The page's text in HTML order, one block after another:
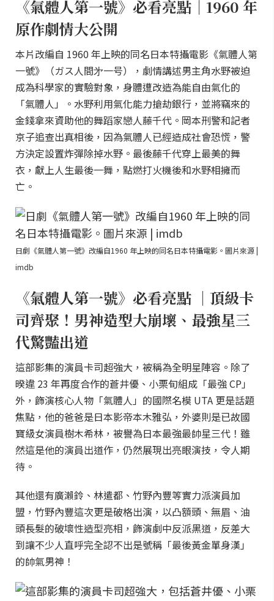
《氣體人第一號》必看亮點｜1960 年
原作劇情大公開
本片改編自 1960 年上映的同名日本特攝電影《氣體人第
一號》（ガス人間㐧一号），劇情講述男主角水野被迫
成為科學家的實驗對象，身體遭改造為能自由氣化的
「氣體人」。水野利用氣化能力搶劫銀行，並將竊來的
金錢拿來資助他的舞蹈家戀人藤千代。岡本刑警和記者
京子追查出真相後，因為氣體人已經造成社會恐慌，警
方決定設置炸彈除掉水野。最後藤千代穿上最美的舞
衣，獻上人生最後一舞，點燃打火機後和水野相擁而
亡。
日劇《氣體人第一號》改編自1960 年上映的同名日本特攝電影。圖片來源 |
imdb
《氣體人第一號》必看亮點 ｜頂級卡
司齊聚！男神造型大崩壞、最強星三
代驚豔出道
這部影集的演員卡司超強大，被稱為全明星陣容。除了
暌違 23 年再度合作的蒼井優、小栗旬組成「最強 CP」
外，飾演核心人物「氣體人」的國際名模 UTA 更是話題
焦點，他的爸爸是日本影帝本木雅弘，外婆則是已故國
寶級女演員樹木希林，被譽為日本最強最帥星三代！雖
然這是他的演員出道作，仍然展現出亮眼演技，令人期
待。
其他還有廣瀨鈴、林遣都、竹野內豐等實力派演員加
盟，竹野內豐這次更是破格出演，以凸額頭、無眉、油
頭長髮的破壞性造型亮相，飾演劇中反派黑道，反差大
到讓不少人直呼完全認不出是號稱「最後黃金單身漢」
的帥氣男神！